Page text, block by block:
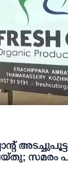
സമരം